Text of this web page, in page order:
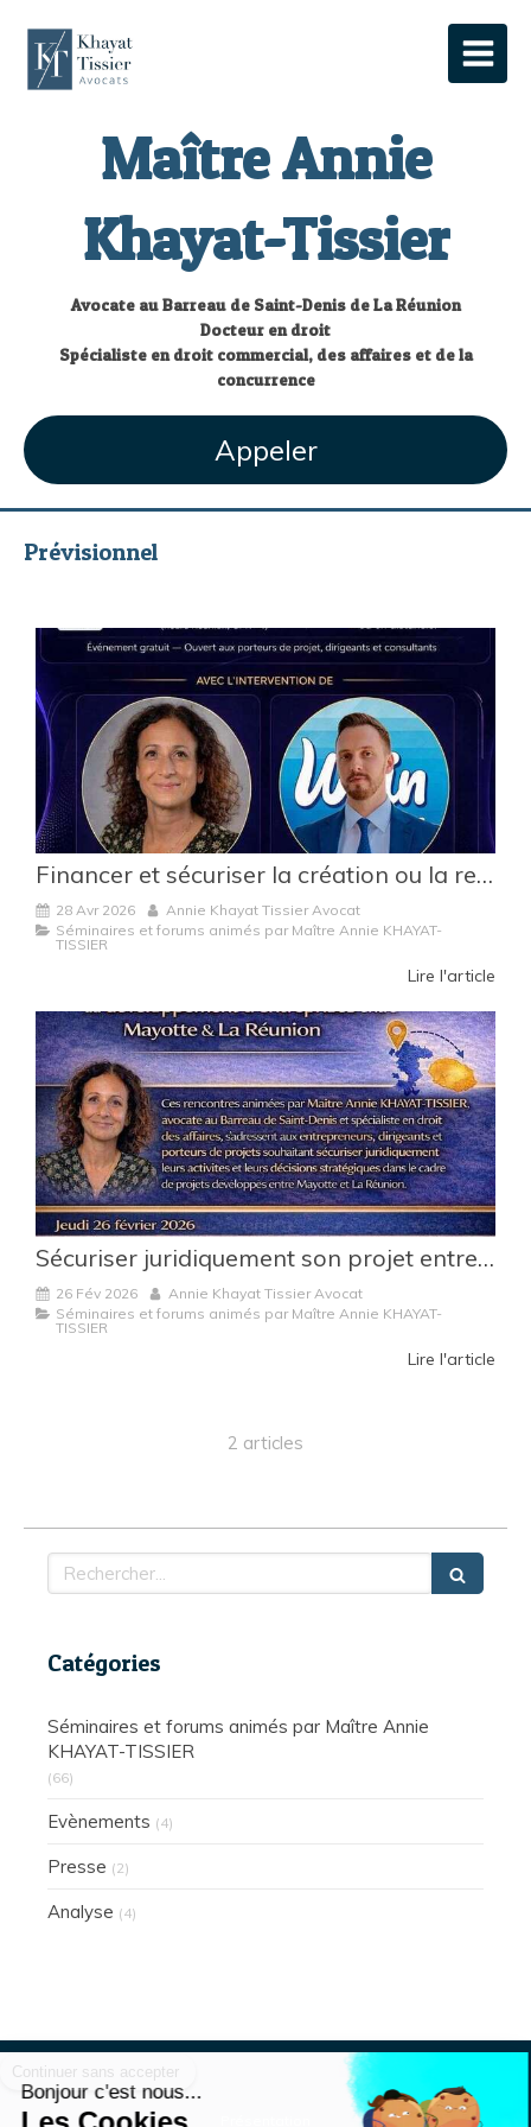
Maître Annie
Khayat-Tissier
Avocate au Barreau de Saint-Denis de La Réunion
Docteur en droit
Spécialiste en droit commercial, des affaires et de la
concurrence
Appeler
Prévisionnel
Financer et sécuriser la création ou la reprise d’entreprise à La Réunion et à Mayotte
28 Avr 2026
Annie Khayat Tissier Avocat
Séminaires et forums animés par Maître Annie KHAYAT-
TISSIER
Lire l'article
Sécuriser juridiquement son projet entrepreneurial entre Mayotte et La Réunion
26 Fév 2026
Annie Khayat Tissier Avocat
Séminaires et forums animés par Maître Annie KHAYAT-
TISSIER
Lire l'article
2 articles
Rechercher
Catégories
Séminaires et forums animés par Maître Annie
KHAYAT-TISSIER
(66)
Evènements (4)
Presse (2)
Analyse (4)
Bonjour c'est nous...